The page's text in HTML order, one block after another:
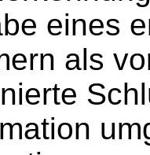
eines
als